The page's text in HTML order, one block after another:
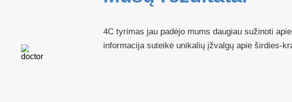
4C tyrimas jau padėjo mums daugiau sužinoti
informacija suteikė unikalių įžvalgų apie širdies-